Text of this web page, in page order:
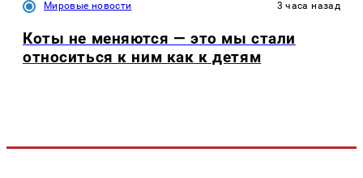
Мировые новости 3 часа назад
Коты не меняются — это мы стали
относиться к ним как к детям